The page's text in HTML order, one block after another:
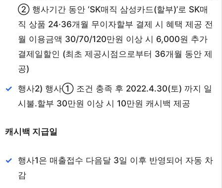
② 행사기간 동안 ‘SK매직 삼성카드(할부)’로 SK매
직 상품 24·36개월 무이자할부 결제 시 혜택 제공 전
월 이용금액 30/70/120만원 이상 시 6,000원 추가
결제일할인 (최초 제공시점으로부터 36개월 동안 제
공)
행사2) 행사① 조건 충족 후 2022.4.30(토) 까지 일
시불.할부 30만원 이상 시 10만원 캐시백 제공
캐시백 지급일
행사1은 매출접수 다음달 3일 이후 반영되어 자동 차
감